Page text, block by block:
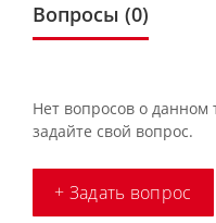
Вопросы (0)
Нет вопросов о данном
задайте свой вопрос.
+ Задать вопрос